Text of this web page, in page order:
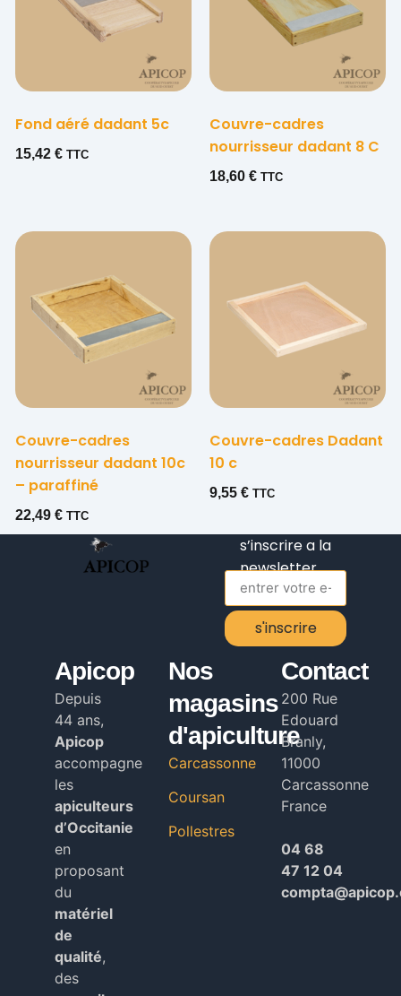
Fond aéré dadant 5c
15,42 € TTC
Couvre-cadres
nourrisseur dadant 8 C
18,60 € TTC
Couvre-cadres
nourrisseur dadant 10c
– paraffiné
22,49 € TTC
Couvre-cadres Dadant
10 c
9,55 € TTC
s’inscrire a la
newsletter
s'inscrire
Alternative:
Apicop
Depuis
44 ans,
Apicop
accompagne
les
apiculteurs
d’Occitanie
en
proposant
du
matériel
de
qualité,
des
Nos
magasins
d'apiculture
Carcassonne
Coursan
Pollestres
Contact
200 Rue
Edouard
Branly,
11000
Carcassonne
France
04 68
47 12 04